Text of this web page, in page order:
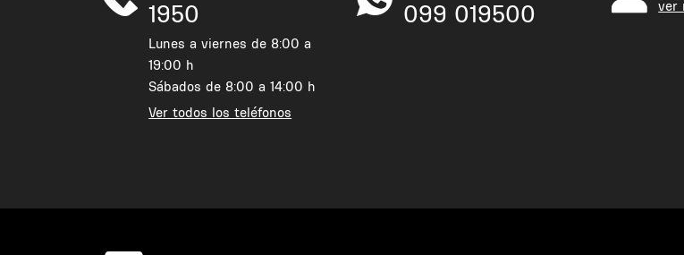
1950
Lunes a viernes de 8:00 a
19:00 h
Sábados de 8:00 a 14:00 h
Ver todos los teléfonos
099 019500 ver